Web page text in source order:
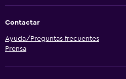
Contactar
Ayuda/Preguntas frecuentes
Prensa